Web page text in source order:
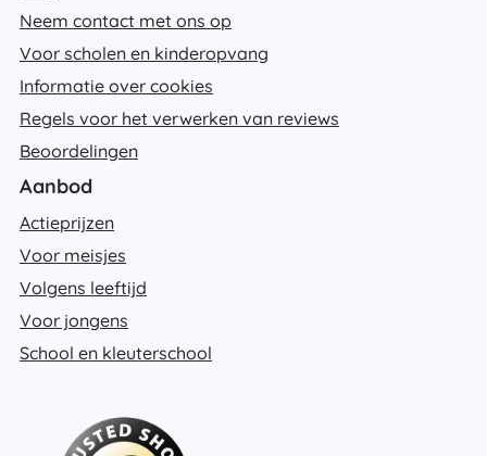
Neem contact met ons op
Voor scholen en kinderopvang
Informatie over cookies
Regels voor het verwerken van reviews
Beoordelingen
Aanbod
Actieprijzen
Voor meisjes
Volgens leeftijd
Voor jongens
School en kleuterschool